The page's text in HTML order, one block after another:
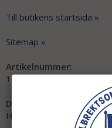
Till butikens startsida »
Sitemap »
Artikelnummer:
1826
Direktlänk:
Högerklicka och kopiera